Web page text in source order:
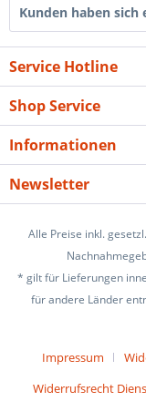
Kunden haben sich
Service Hotline
Shop Service
Informationen
Newsletter
Alle Preise inkl.
* gilt für Lieferungen
für andere Länder
Impressum
Widerrufsrecht